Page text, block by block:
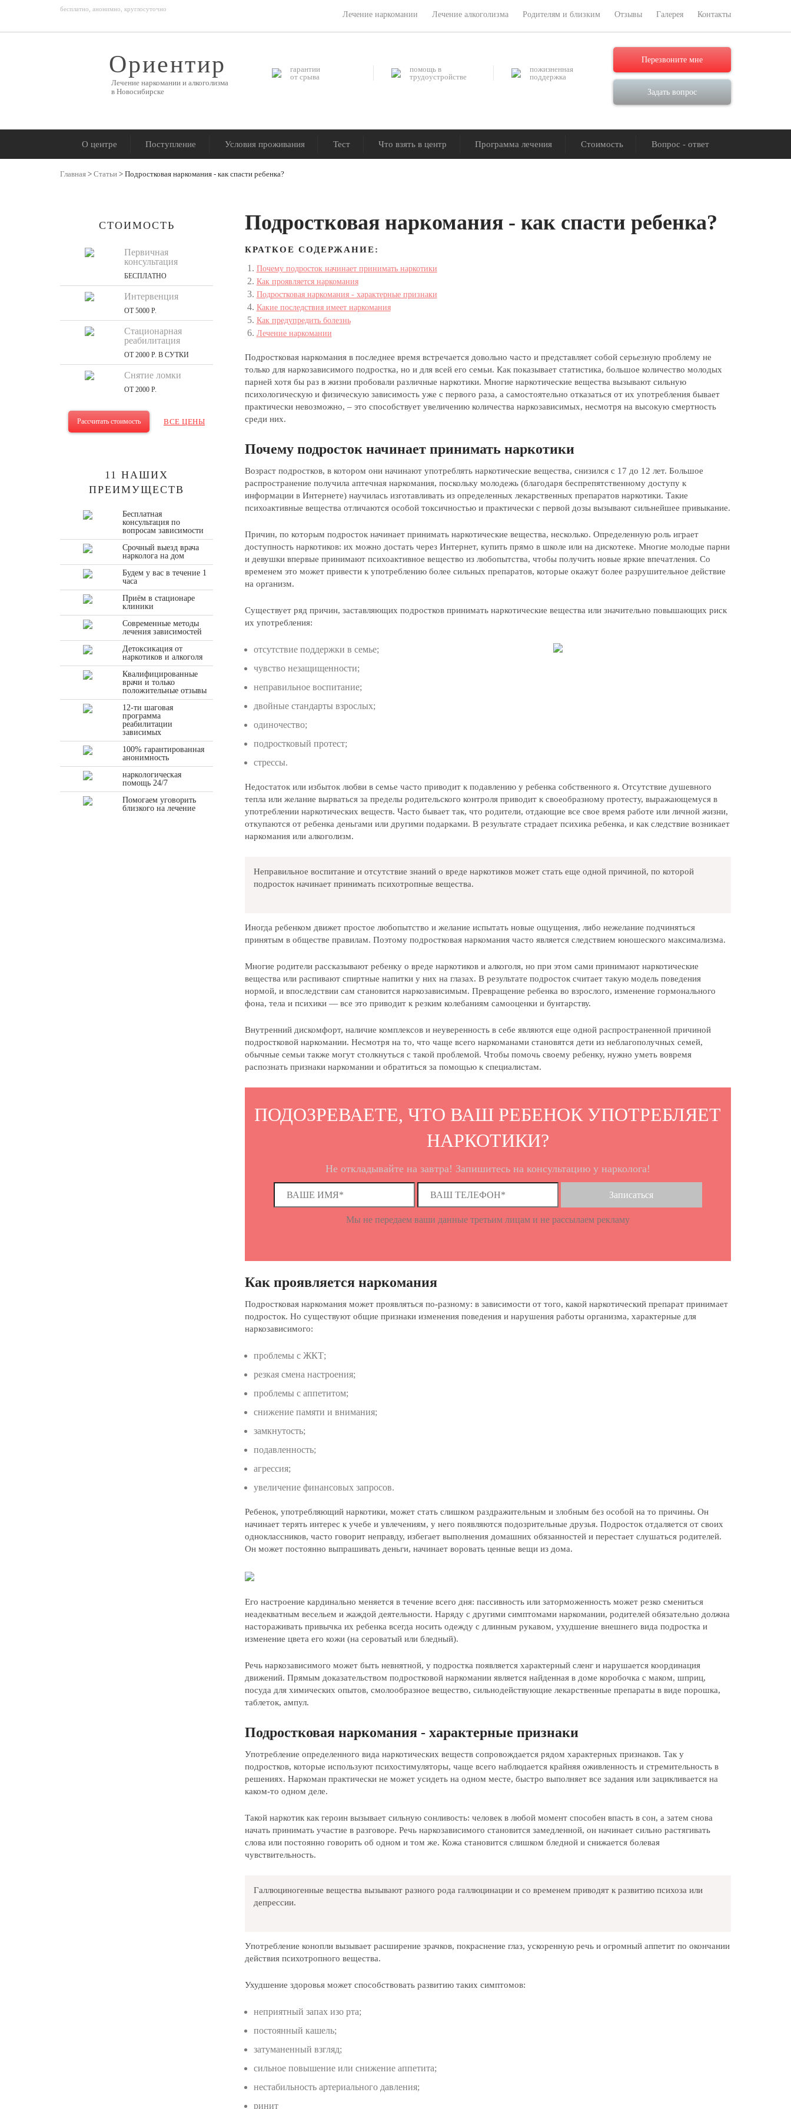
бесплатно, анонимно, круглосуточно
Лечение наркомании Лечение алкоголизма Родителям и близким Отзывы Галерея Контакты
Ориентир
Лечение наркомании и алкоголизма
в Новосибирске
гарантии
от срыва
помощь в
трудоустройстве
пожизненная
поддержка
Перезвоните мне
Задать вопрос
О центре Поступление Условия проживания Тест Что взять в центр Программа лечения Стоимость Вопрос - ответ
Главная > Статьи > Подростковая наркомания - как спасти ребенка?
Подростковая наркомания - как спасти ребенка?
КРАТКОЕ СОДЕРЖАНИЕ:
Почему подросток начинает принимать наркотики
Как проявляется наркомания
Подростковая наркомания - характерные признаки
Какие последствия имеет наркомания
Как предупредить болезнь
Лечение наркомании
Подростковая наркомания в последнее время встречается довольно часто и представляет собой серьезную проблему не
только для наркозависимого подростка, но и для всей его семьи. Как показывает статистика, большое количество молодых
парней хотя бы раз в жизни пробовали различные наркотики. Многие наркотические вещества вызывают сильную
психологическую и физическую зависимость уже с первого раза, а самостоятельно отказаться от их употребления бывает
практически невозможно, – это способствует увеличению количества наркозависимых, несмотря на высокую смертность
среди них.
Почему подросток начинает принимать наркотики
Возраст подростков, в котором они начинают употреблять наркотические вещества, снизился с 17 до 12 лет. Большое
распространение получила аптечная наркомания, поскольку молодежь (благодаря беспрепятственному доступу к
информации в Интернете) научилась изготавливать из определенных лекарственных препаратов наркотики. Такие
психоактивные вещества отличаются особой токсичностью и практически с первой дозы вызывают сильнейшее привыкание.
Причин, по которым подросток начинает принимать наркотические вещества, несколько. Определенную роль играет
доступность наркотиков: их можно достать через Интернет, купить прямо в школе или на дискотеке. Многие молодые парни
и девушки впервые принимают психоактивное вещество из любопытства, чтобы получить новые яркие впечатления. Со
временем это может привести к употреблению более сильных препаратов, которые окажут более разрушительное действие
на организм.
Существует ряд причин, заставляющих подростков принимать наркотические вещества или значительно повышающих риск
их употребления:
отсутствие поддержки в семье;
чувство незащищенности;
неправильное воспитание;
двойные стандарты взрослых;
одиночество;
подростковый протест;
стрессы.
Недостаток или избыток любви в семье часто приводит к подавлению у ребенка собственного я. Отсутствие душевного
тепла или желание вырваться за пределы родительского контроля приводит к своеобразному протесту, выражающемуся в
употреблении наркотических веществ. Часто бывает так, что родители, отдающие все свое время работе или личной жизни,
откупаются от ребенка деньгами или другими подарками. В результате страдает психика ребенка, и как следствие возникает
наркомания или алкоголизм.
Неправильное воспитание и отсутствие знаний о вреде наркотиков может стать еще одной причиной, по которой
подросток начинает принимать психотропные вещества.
Иногда ребенком движет простое любопытство и желание испытать новые ощущения, либо нежелание подчиняться
принятым в обществе правилам. Поэтому подростковая наркомания часто является следствием юношеского максимализма.
Многие родители рассказывают ребенку о вреде наркотиков и алкоголя, но при этом сами принимают наркотические
вещества или распивают спиртные напитки у них на глазах. В результате подросток считает такую модель поведения
нормой, и впоследствии сам становится наркозависимым. Превращение ребенка во взрослого, изменение гормонального
фона, тела и психики — все это приводит к резким колебаниям самооценки и бунтарству.
Внутренний дискомфорт, наличие комплексов и неуверенность в себе являются еще одной распространенной причиной
подростковой наркомании. Несмотря на то, что чаще всего наркоманами становятся дети из неблагополучных семей,
обычные семьи также могут столкнуться с такой проблемой. Чтобы помочь своему ребенку, нужно уметь вовремя
распознать признаки наркомании и обратиться за помощью к специалистам.
ПОДОЗРЕВАЕТЕ, ЧТО ВАШ РЕБЕНОК УПОТРЕБЛЯЕТ
НАРКОТИКИ?
Не откладывайте на завтра! Запишитесь на консультацию у нарколога!
Mы не передаем ваши данные третьим лицам и не рассылаем рекламу
Как проявляется наркомания
Подростковая наркомания может проявляться по-разному: в зависимости от того, какой наркотический препарат принимает
подросток. Но существуют общие признаки изменения поведения и нарушения работы организма, характерные для
наркозависимого:
проблемы с ЖКТ;
резкая смена настроения;
проблемы с аппетитом;
снижение памяти и внимания;
замкнутость;
подавленность;
агрессия;
увеличение финансовых запросов.
Ребенок, употребляющий наркотики, может стать слишком раздражительным и злобным без особой на то причины. Он
начинает терять интерес к учебе и увлечениям, у него появляются подозрительные друзья. Подросток отдаляется от своих
одноклассников, часто говорит неправду, избегает выполнения домашних обязанностей и перестает слушаться родителей.
Он может постоянно выпрашивать деньги, начинает воровать ценные вещи из дома.
Его настроение кардинально меняется в течение всего дня: пассивность или заторможенность может резко смениться
неадекватным весельем и жаждой деятельности. Наряду с другими симптомами наркомании, родителей обязательно должна
настораживать привычка их ребенка всегда носить одежду с длинным рукавом, ухудшение внешнего вида подростка и
изменение цвета его кожи (на сероватый или бледный).
Речь наркозависимого может быть невнятной, у подростка появляется характерный сленг и нарушается координация
движений. Прямым доказательством подростковой наркомании является найденная в доме коробочка с маком, шприц,
посуда для химических опытов, смолообразное вещество, сильнодействующие лекарственные препараты в виде порошка,
таблеток, ампул.
Подростковая наркомания - характерные признаки
Употребление определенного вида наркотических веществ сопровождается рядом характерных признаков. Так у
подростков, которые используют психостимуляторы, чаще всего наблюдается крайняя оживленность и стремительность в
решениях. Наркоман практически не может усидеть на одном месте, быстро выполняет все задания или зацикливается на
каком-то одном деле.
Такой наркотик как героин вызывает сильную сонливость: человек в любой момент способен впасть в сон, а затем снова
начать принимать участие в разговоре. Речь наркозависимого становится замедленной, он начинает сильно растягивать
слова или постоянно говорить об одном и том же. Кожа становится слишком бледной и снижается болевая
чувствительность.
Галлюциногенные вещества вызывают разного рода галлюцинации и со временем приводят к развитию психоза или
депрессии.
Употребление конопли вызывает расширение зрачков, покраснение глаз, ускоренную речь и огромный аппетит по окончании
действия психотропного вещества.
Ухудшение здоровья может способствовать развитию таких симптомов:
неприятный запах изо рта;
постоянный кашель;
затуманенный взгляд;
сильное повышение или снижение аппетита;
нестабильность артериального давления;
ринит
СТОИМОСТЬ
Первичная
консультация
БЕСПЛАТНО
Интервенция
ОТ 5000 Р.
Стационарная
реабилитация
ОТ 2000 Р. В СУТКИ
Снятие ломки
ОТ 2000 Р.
Рассчитать стоимость ВСЕ ЦЕНЫ
11 НАШИХ
ПРЕИМУЩЕСТВ
Бесплатная
консультация по
вопросам зависимости
Срочный выезд врача
нарколога на дом
Будем у вас в течение 1
часа
Приём в стационаре
клиники
Современные методы
лечения зависимостей
Детоксикация от
наркотиков и алкоголя
Квалифицированные
врачи и только
положительные отзывы
12-ти шаговая
программа
реабилитации
зависимых
100% гарантированная
анонимность
наркологическая
помощь 24/7
Помогаем уговорить
близкого на лечение